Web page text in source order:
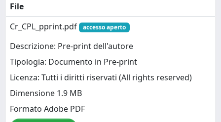
File
Cr_CPL_pprint.pdf
accesso aperto
Descrizione: Pre-print dell'autore
Tipologia: Documento in Pre-print
Licenza: Tutti i diritti riservati (All rights reserved)
Dimensione 1.9 MB
Formato Adobe PDF